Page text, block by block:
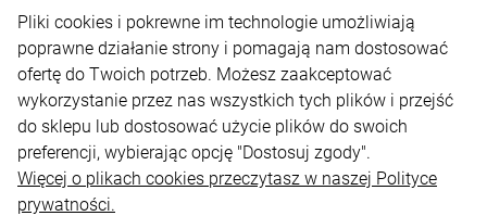
DO KOSZYKA
Tablica kredowa dwustronna A4 na
Pliki cookies i pokrewne im technologie umożliwiają
poprawne działanie strony i pomagają nam dostosować
ofertę do Twoich potrzeb. Możesz zaakceptować
wykorzystanie przez nas wszystkich tych plików i przejść
do sklepu lub dostosować użycie plików do swoich
preferencji, wybierając opcję "Dostosuj zgody".
Więcej o plikach cookies przeczytasz w naszej Polityce
prywatności.